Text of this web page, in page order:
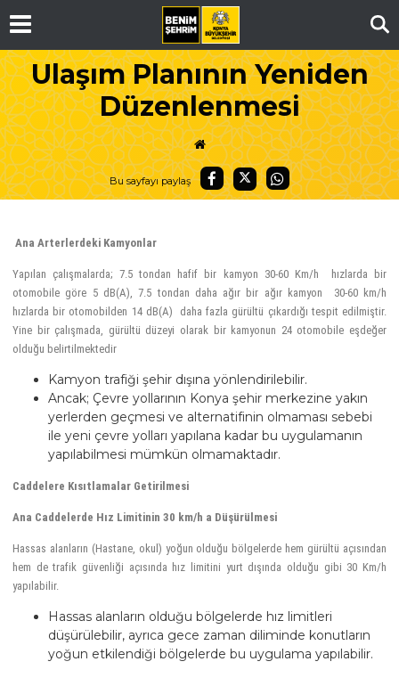
Ulaşım Planının Yeniden
Düzenlenmesi
Bu sayfayı paylaş
Ana Arterlerdeki Kamyonlar
Yapılan çalışmalarda; 7.5 tondan hafif bir kamyon 30-60 Km/h hızlarda bir
otomobile göre 5 dB(A), 7.5 tondan daha ağır bir ağır kamyon 30-60 km/h
hızlarda bir otomobilden 14 dB(A) daha fazla gürültü çıkardığı tespit edilmiştir.
Yine bir çalışmada, gürültü düzeyi olarak bir kamyonun 24 otomobile eşdeğer
olduğu belirtilmektedir
Kamyon trafiği şehir dışına yönlendirilebilir.
Ancak; Çevre yollarının Konya şehir merkezine yakın
yerlerden geçmesi ve alternatifinin olmaması sebebi
ile yeni çevre yolları yapılana kadar bu uygulamanın
yapılabilmesi mümkün olmamaktadır.
Caddelere Kısıtlamalar Getirilmesi
Ana Caddelerde Hız Limitinin 30 km/h a Düşürülmesi
Hassas alanların (Hastane, okul) yoğun olduğu bölgelerde hem gürültü açısından
hem de trafik güvenliği açısında hız limitini yurt dışında olduğu gibi 30 Km/h
yapılabilir.
Hassas alanların olduğu bölgelerde hız limitleri
düşürülebilir, ayrıca gece zaman diliminde konutların
yoğun etkilendiği bölgelerde bu uygulama yapılabilir.